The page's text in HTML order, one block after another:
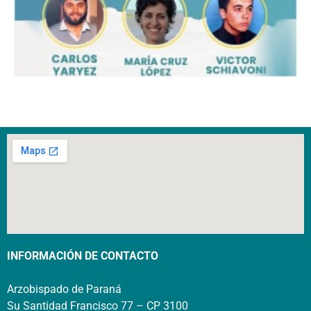
INFORMACIÓN DE CONTACTO
Arzobispado de Paraná
Su Santidad Francisco 77 – CP 3100